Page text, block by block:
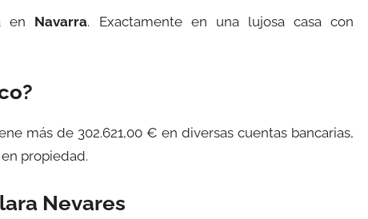
en Navarra. Exactamente en una lujosa casa con
más de 302.621,00 € en diversas cuentas bancarias,
propiedad.
Nevares